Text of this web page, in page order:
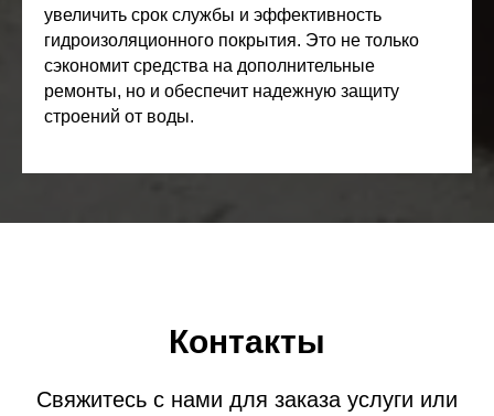
увеличить срок службы и эффективность
гидроизоляционного покрытия. Это не только
сэкономит средства на дополнительные
ремонты, но и обеспечит надежную защиту
строений от воды.
Контакты
Свяжитесь с нами для заказа услуги или